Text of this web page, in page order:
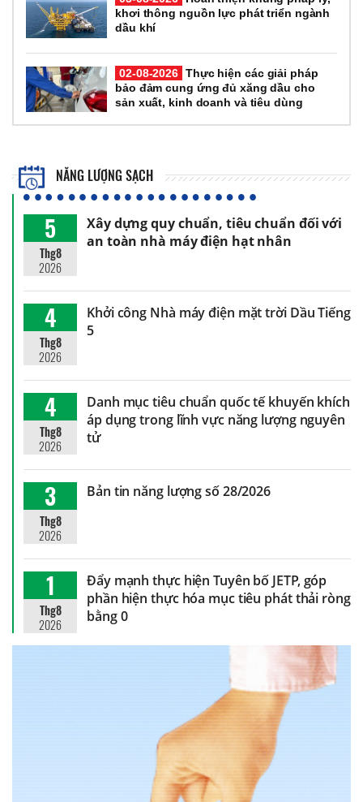
khơi thông nguồn lực phát triển ngành
dầu khí
02-08-2026 Thực hiện các giải pháp
bảo đảm cung ứng đủ xăng dầu cho
sản xuất, kinh doanh và tiêu dùng
NĂNG LƯỢNG SẠCH
5
Thg8
2026
Xây dựng quy chuẩn, tiêu chuẩn đối với
an toàn nhà máy điện hạt nhân
4
Thg8
2026
Khởi công Nhà máy điện mặt trời Dầu Tiếng
5
4
Thg8
2026
Danh mục tiêu chuẩn quốc tế khuyến khích
áp dụng trong lĩnh vực năng lượng nguyên
tử
3
Thg8
2026
Bản tin năng lượng số 28/2026
1
Thg8
2026
Đẩy mạnh thực hiện Tuyên bố JETP, góp
phần hiện thực hóa mục tiêu phát thải ròng
bằng 0